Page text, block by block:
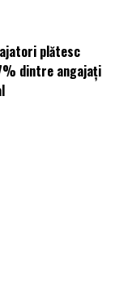
plătesc
dintre angajați